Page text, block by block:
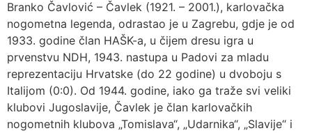
Branko Čavlović – Čavlek (1921. – 2001.), karlovačka
nogometna legenda, odrastao je u Zagrebu, gdje je od
1933. godine član HAŠK-a, u čijem dresu igra u
prvenstvu NDH, 1943. nastupa u Padovi za mladu
reprezentaciju Hrvatske (do 22 godine) u dvoboju s
Italijom (0:0). Od 1944. godine, iako ga traže svi veliki
klubovi Jugoslavije, Čavlek je član karlovačkih
nogometnih klubova „Tomislava“, „Udarnika“, „Slavije“ i